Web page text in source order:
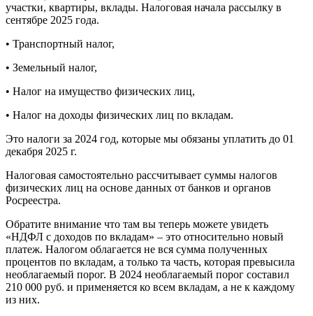
участки, квартиры, вклады. Налоговая начала рассылку в
сентябре 2025 года.
• Транспортный налог,
• Земельный налог,
• Налог на имущество физических лиц,
• Налог на доходы физических лиц по вкладам.
Это налоги за 2024 год, которые мы обязаны уплатить до 01
декабря 2025 г.
Налоговая самостоятельно рассчитывает суммы налогов
физических лиц на основе данных от банков и органов
Росреестра.
Обратите внимание что там вы теперь можете увидеть
«НДФЛ с доходов по вкладам» – это относительно новый
платеж. Налогом облагается не вся сумма полученных
процентов по вкладам, а только та часть, которая превысила
необлагаемый порог. В 2024 необлагаемый порог составил
210 000 руб. и применяется ко всем вкладам, а не к каждому
из них.